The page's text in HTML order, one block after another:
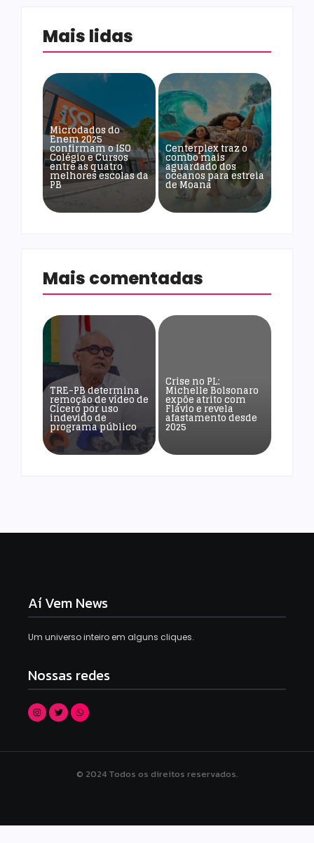
Mais lidas
Microdados do
Enem 2025
confirmam o ISO
Colégio e Cursos
entre as quatro
melhores escolas da
PB
Centerplex traz o
combo mais
aguardado dos
oceanos para estreia
de Moana
Mais comentadas
TRE-PB determina
remoção de vídeo de
Cícero por uso
indevido de
programa público
Crise no PL:
Michelle Bolsonaro
expõe atrito com
Flávio e revela
afastamento desde
2025
Aí Vem News
Um universo inteiro em alguns cliques.
Nossas redes
© 2024 Todos os direitos reservados.